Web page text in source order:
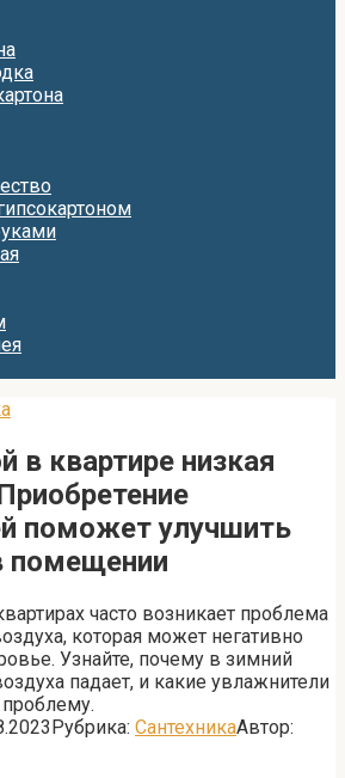
в квартире низкая
поможет улучшить
помещении
часто возникает проблема
которая может негативно
Узнайте, почему в зимний
падает, и какие увлажнители
Рубрика: СантехникаАвтор: